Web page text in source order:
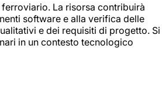
La risorsa contribuirà
software e alla verifica delle
e dei requisiti di progetto. Si
in un contesto tecnologico